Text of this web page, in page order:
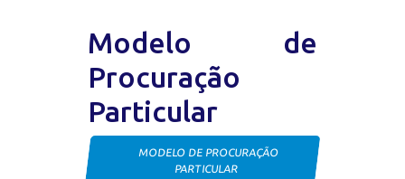
Modelo de
Procuração
Particular
MODELO DE PROCURAÇÃO
PARTICULAR